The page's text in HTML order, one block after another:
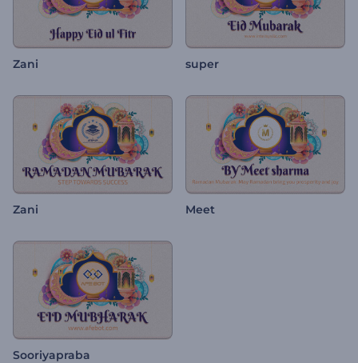
Zani super
Zani Meet
Sooriyapraba